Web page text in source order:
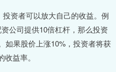
资者可以放大自己的收益。例
公司提供10倍杠杆，那么投资
如果股价上涨10%，投资者将获
益率。